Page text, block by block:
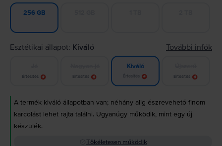
256 GB
Esztétikai állapot: Kiváló További infók
Értesítés Értesítés
Kiváló
Értesítés Értesítés
A termék kiváló állapotban van; néhány alig észrevehető finom
karcolást lehet rajta találni. Ugyanúgy működik, mint egy új
készülék.
Tökéletesen működik